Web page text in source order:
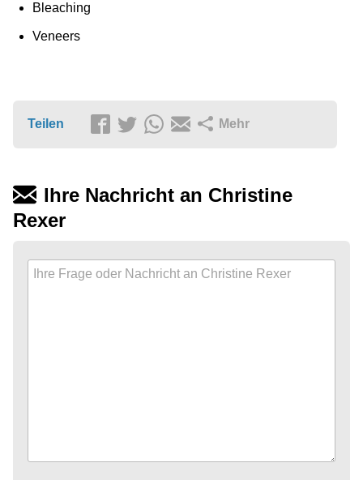
Bleaching
Veneers
Teilen Mehr
Ihre Nachricht an Christine
Rexer